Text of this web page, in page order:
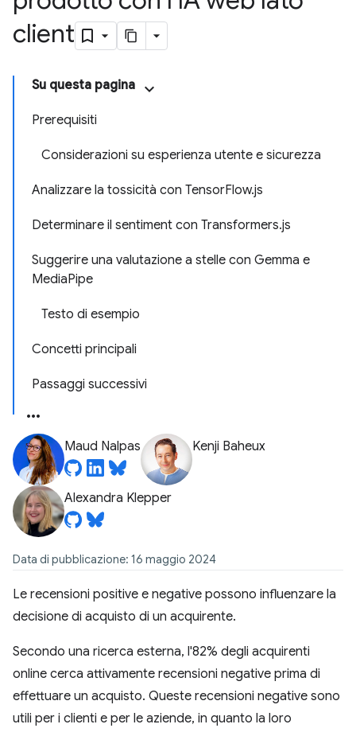
client
Su questa pagina
Prerequisiti
Considerazioni su esperienza utente e sicurezza
Analizzare la tossicità con TensorFlow.js
Determinare il sentiment con Transformers.js
Suggerire una valutazione a stelle con Gemma e
MediaPipe
Testo di esempio
Concetti principali
Passaggi successivi
Maud Nalpas Kenji Baheux
Alexandra Klepper
Data di pubblicazione: 16 maggio 2024
Le recensioni positive e negative possono influenzare la
decisione di acquisto di un acquirente.
Secondo una ricerca esterna, l'82% degli acquirenti
online cerca attivamente recensioni negative prima di
effettuare un acquisto. Queste recensioni negative sono
utili per i clienti e per le aziende, in quanto la loro